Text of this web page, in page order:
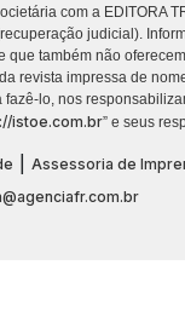
com a EDITORA
judicial).
que também não
revista impressa de
fazê-lo, nos
istoe.com.br” e seus
Assessoria de